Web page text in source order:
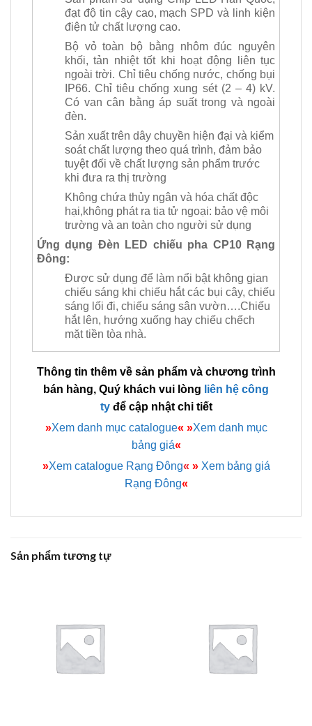
đạt độ tin cậy cao, mạch SPD và linh kiện
điện tử chất lượng cao.
Bộ vỏ toàn bộ bằng nhôm đúc nguyên
khối, tản nhiệt tốt khi hoạt động liên tục
ngoài trời. Chỉ tiêu chống nước, chống bụi
IP66. Chỉ tiêu chống xung sét (2 – 4) kV.
Có van cân bằng áp suất trong và ngoài
đèn.
Sản xuất trên dây chuyền hiện đại và kiểm
soát chất lượng theo quá trình, đảm bảo
tuyệt đối về chất lượng sản phẩm trước
khi đưa ra thị trường
Không chứa thủy ngân và hóa chất độc
hại,không phát ra tia tử ngoại: bảo vệ môi
trường và an toàn cho người sử dụng
Ứng dụng Đèn LED chiếu pha CP10 Rạng
Đông:
Được sử dụng để làm nổi bật không gian
chiếu sáng khi chiếu hắt các bụi cây, chiếu
sáng lối đi, chiếu sáng sân vườn….Chiếu
hắt lên, hướng xuống hay chiếu chếch
mặt tiền tòa nhà.
Thông tin thêm về sản phẩm và chương trình
bán hàng, Quý khách vui lòng liên hệ công
tyđể cập nhật chi tiết
»Xem danh mục catalogue« »Xem danh mục
bảng giá«
»Xem catalogue Rạng Đông« »Xem bảng giá
Rạng Đông«
Sản phẩm tương tự